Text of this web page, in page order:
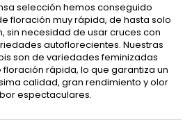
selección hemos conseguido
floración muy rápida, de hasta solo
sin necesidad de usar cruces con
autoflorecientes. Nuestras
son de variedades feminizadas
rápida, lo que garantiza un
calidad, gran rendimiento y olor
espectaculares.